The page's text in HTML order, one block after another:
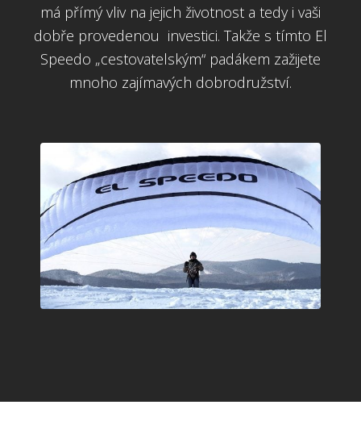
má přímý vliv na jejich životnost a tedy i vaši
dobře provedenou investici. Takže s tímto El
Speedo „cestovatelským“ padákem zažijete
mnoho zajímavých dobrodružství.